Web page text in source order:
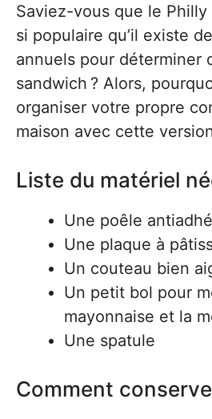
Saviez-vous que le
si populaire qu’il existe
annuels pour déterminer
sandwich ? Alors,
organiser votre propre
maison avec cette
Liste du matériel
Une poêle
Une plaque à
Un couteau bien
Un petit bol pour
mayonnaise et la
Une spatule
Comment